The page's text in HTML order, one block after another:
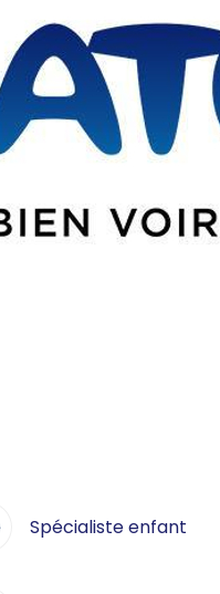
Spécialiste enfant